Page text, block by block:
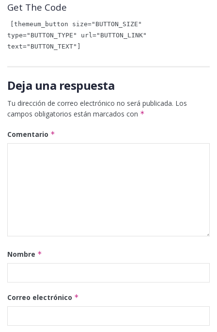
Get The Code
[themeum_button size="BUTTON_SIZE"
type="BUTTON_TYPE" url="BUTTON_LINK"
text="BUTTON_TEXT"]
Deja una respuesta
Tu dirección de correo electrónico no será publicada. Los
campos obligatorios están marcados con *
Comentario *
Nombre *
Correo electrónico *